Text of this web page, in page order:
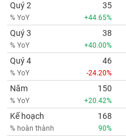
Quý 2
% YoY
35
+44.65%
Quý 3
% YoY
38
+40.00%
Quý 4
% YoY
46
-24.20%
Năm
% YoY
150
+20.42%
Kế hoạch
% hoàn thành
168
90%